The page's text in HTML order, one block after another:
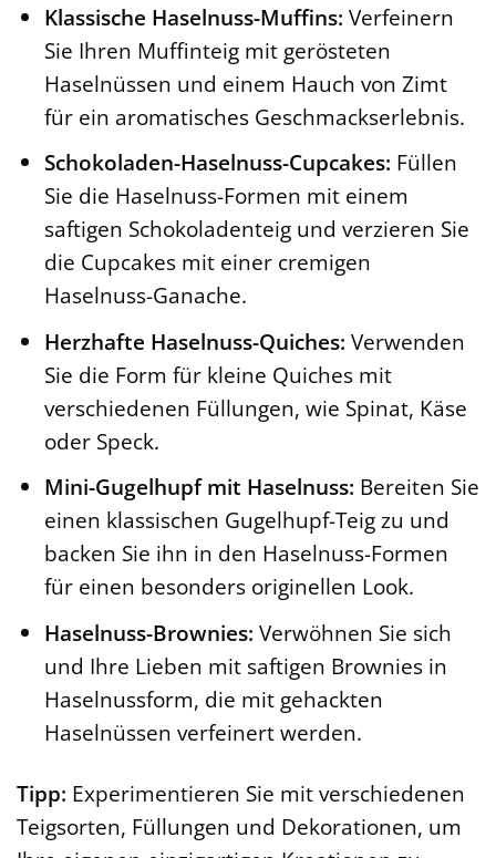
Klassische Haselnuss-Muffins: Verfeinern
Sie Ihren Muffinteig mit gerösteten
Haselnüssen und einem Hauch von Zimt
für ein aromatisches Geschmackserlebnis.
Schokoladen-Haselnuss-Cupcakes: Füllen
Sie die Haselnuss-Formen mit einem
saftigen Schokoladenteig und verzieren Sie
die Cupcakes mit einer cremigen
Haselnuss-Ganache.
Herzhafte Haselnuss-Quiches: Verwenden
Sie die Form für kleine Quiches mit
verschiedenen Füllungen, wie Spinat, Käse
oder Speck.
Mini-Gugelhupf mit Haselnuss: Bereiten Sie
einen klassischen Gugelhupf-Teig zu und
backen Sie ihn in den Haselnuss-Formen
für einen besonders originellen Look.
Haselnuss-Brownies: Verwöhnen Sie sich
und Ihre Lieben mit saftigen Brownies in
Haselnussform, die mit gehackten
Haselnüssen verfeinert werden.
Tipp: Experimentieren Sie mit verschiedenen
Teigsorten, Füllungen und Dekorationen, um